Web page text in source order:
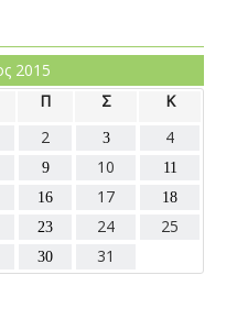
2015
Π Σ
Κ
2 3 4
9 10
11
16 17 18
23 24 25
30 31